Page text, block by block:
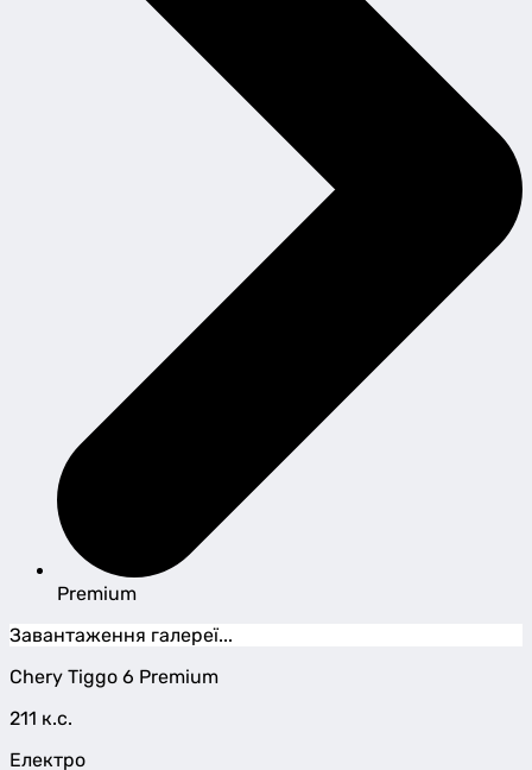
Premium
Завантаження галереї...
Chery Tiggo 6 Premium
211 к.с.
Електро